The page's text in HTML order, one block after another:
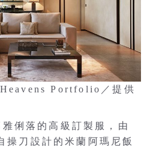
Portfolio／提供
俐落的高級訂製服，由
刀設計的米蘭阿瑪尼飯